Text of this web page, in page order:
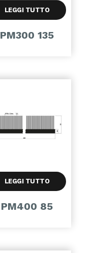
LEGGI TUTTO
PM300 135
LEGGI TUTTO
PM400 85